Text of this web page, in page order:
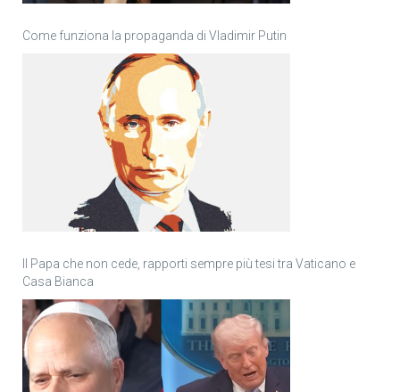
Come funziona la propaganda di Vladimir Putin
Il Papa che non cede, rapporti sempre più tesi tra Vaticano e
Casa Bianca